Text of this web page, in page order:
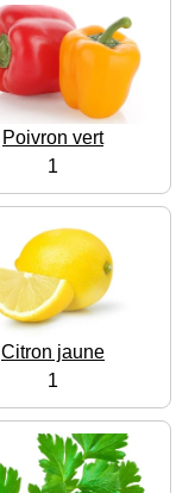
Poivron vert
1
Citron jaune
1